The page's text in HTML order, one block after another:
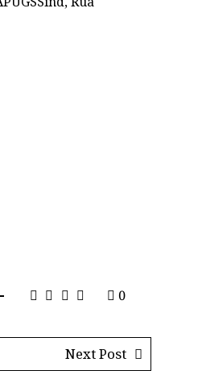
0
Next Post